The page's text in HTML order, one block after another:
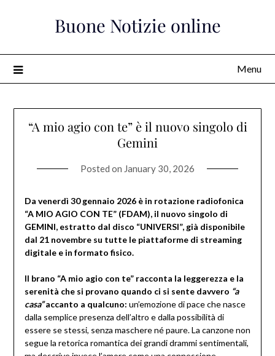
Buone Notizie online
Menu
“A mio agio con te” è il nuovo singolo di
Gemini
Posted on January 30, 2026
Da venerdì 30 gennaio 2026 è in rotazione radiofonica
“A MIO AGIO CON TE” (FDAM), il nuovo singolo di
GEMINI, estratto dal disco “UNIVERSI”, già disponibile
dal 21 novembre su tutte le piattaforme di streaming
digitale e in formato fisico.
Il brano “A mio agio con te” racconta la leggerezza e la
serenità che si provano quando ci si sente davvero “a
casa”accanto a qualcuno: un’emozione di pace che nasce
dalla semplice presenza dell’altro e dalla possibilità di
essere se stessi, senza maschere né paure. La canzone non
segue la retorica romantica dei grandi drammi sentimentali,